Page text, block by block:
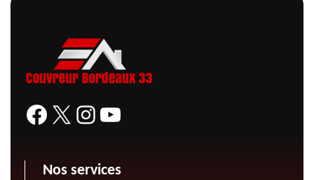
Nos services